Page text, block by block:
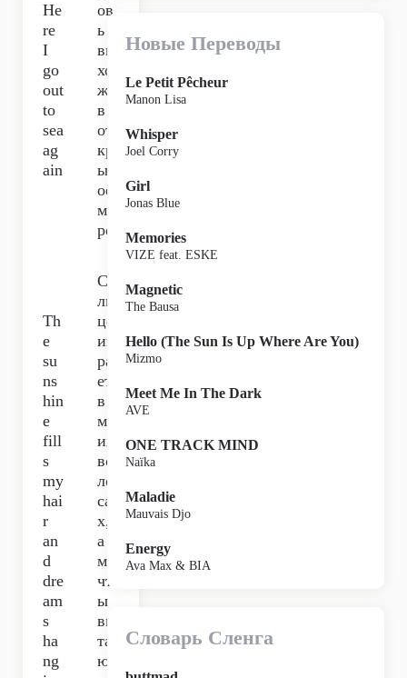
He
re
I
go
out
to
sea
ag
ain
ов
ь
вы
хо
жу
в
от
кр
ыт
ое
мо
ре,
Th
e
su
ns
hin
e
fill
s
my
hai
r
an
d
dre
am
s
ha
ng
Со
лн
це
иг
ра
ет
в
мо
их
во
ло
са
х,
а
ме
чт
ы
ви
та
ют
Новые Переводы
Le Petit Pêcheur
Manon Lisa
Whisper
Joel Corry
Girl
Jonas Blue
Memories
VIZE feat. ESKE
Magnetic
The Bausa
Hello (The Sun Is Up Where Are You)
Mizmo
Meet Me In The Dark
AVE
ONE TRACK MIND
Naïka
Maladie
Mauvais Djo
Energy
Ava Max & BIA
Словарь Сленга